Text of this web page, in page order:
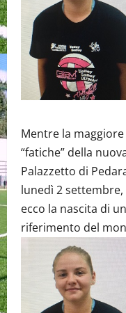
Mentre la
“fatiche” della
Palazzetto di
lunedì 2
ecco la nascita di
riferimento del